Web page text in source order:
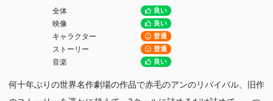
全体 良い
映像 良い
キャラクター 普通
ストーリー 普通
音楽 良い
何十年ぶりの世界名作劇場の作品で赤毛のアンのリバイバル、旧作